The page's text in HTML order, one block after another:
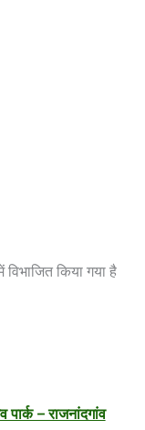
किया गया है
पार्क – राजनांदगांव